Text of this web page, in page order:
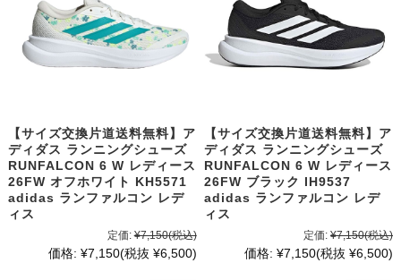
【サイズ交換片道送料無料】ア
ディダス ランニングシューズ
RUNFALCON 6 W レディース
26FW オフホワイト KH5571
adidas ランファルコン レデ
ィス
定価: ¥7,150(税込)
価格: ¥7,150(税抜 ¥6,500)
【サイズ交換片道送料無料】ア
ディダス ランニングシューズ
RUNFALCON 6 W レディース
26FW ブラック IH9537
adidas ランファルコン レデ
ィス
定価: ¥7,150(税込)
価格: ¥7,150(税抜 ¥6,500)